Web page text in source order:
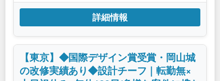
詳細情報
【東京】◆国際デザイン賞受賞・岡山城
の改修実績あり◆設計チーフ｜転勤無×